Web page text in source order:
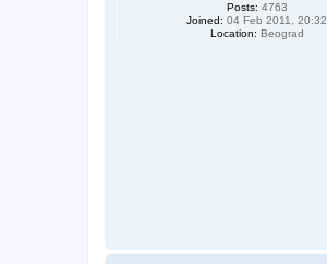
Posts: 4763
Joined: 04 Feb 2011, 20:32
Location: Beograd